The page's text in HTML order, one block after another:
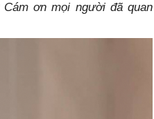
ơn mọi người đã quan